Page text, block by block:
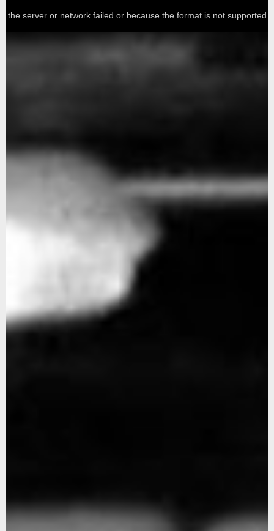
the server or network failed or because the format is not supported.